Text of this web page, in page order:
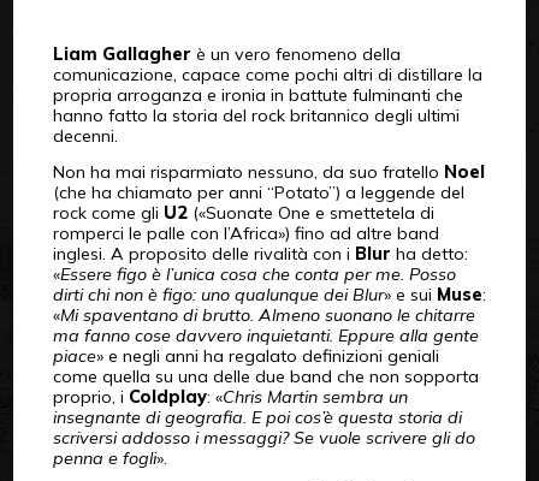
Liam Gallagher è un vero fenomeno della
comunicazione, capace come pochi altri di distillare la
propria arroganza e ironia in battute fulminanti che
hanno fatto la storia del rock britannico degli ultimi
decenni.
Non ha mai risparmiato nessuno, da suo fratello Noel
(che ha chiamato per anni “Potato”) a leggende del
rock come gli U2(«Suonate One e smettetela di
romperci le palle con l’Africa») fino ad altre band
inglesi. A proposito delle rivalità con i Blur ha detto:
«Essere figo è l’unica cosa che conta per me. Posso
dirti chi non è figo: uno qualunque dei Blur» e sui Muse:
«Mi spaventano di brutto. Almeno suonano le chitarre
ma fanno cose davvero inquietanti. Eppure alla gente
piace» e negli anni ha regalato definizioni geniali
come quella su una delle due band che non sopporta
proprio, i Coldplay: «Chris Martin sembra un
insegnante di geografia. E poi cos’è questa storia di
scriversi addosso i messaggi? Se vuole scrivere gli do
penna e fogli».